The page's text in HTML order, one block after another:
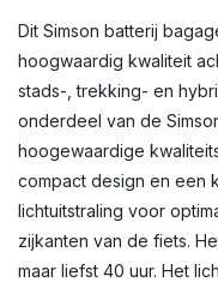
Dit Simson batterij
hoogwaardig kwaliteit
stads-, trekking- en
onderdeel van de
hoogewaardige
compact design en een
lichtuitstraling voor
zijkanten van de fiets.
maar liefst 40 uur. Het